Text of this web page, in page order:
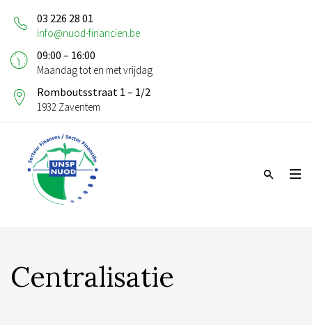
03 226 28 01
info@nuod-financien.be
09:00 – 16:00
Maandag tot en met vrijdag
Romboutsstraat 1 – 1/2
1932 Zaventem
Centralisatie